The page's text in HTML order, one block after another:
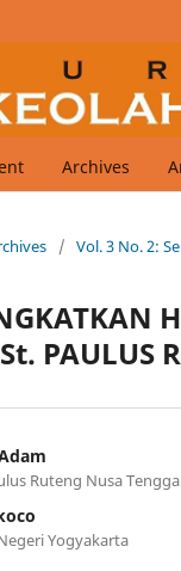
Archives
/ Vol. 3 No. 2:
PAULUS
Ruteng Nusa
Yogyakarta